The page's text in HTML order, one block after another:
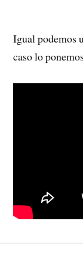
Igual podemos
caso lo